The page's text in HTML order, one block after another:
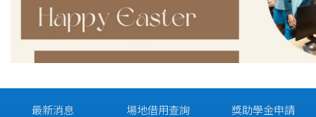
最新消息 場地借用查詢 獎助學金申請